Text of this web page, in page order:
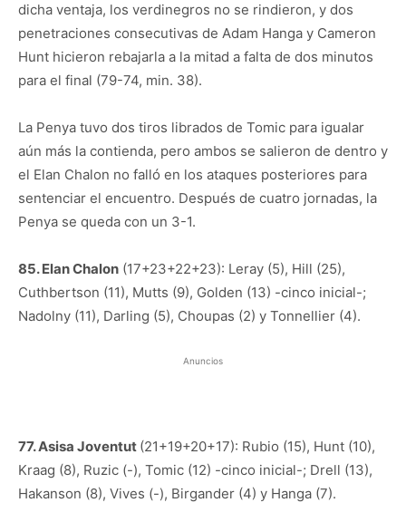
dicha ventaja, los verdinegros no se rindieron, y dos
penetraciones consecutivas de Adam Hanga y Cameron
Hunt hicieron rebajarla a la mitad a falta de dos minutos
para el final (79-74, min. 38).
La Penya tuvo dos tiros librados de Tomic para igualar
aún más la contienda, pero ambos se salieron de dentro y
el Elan Chalon no falló en los ataques posteriores para
sentenciar el encuentro. Después de cuatro jornadas, la
Penya se queda con un 3-1.
85. Elan Chalon (17+23+22+23): Leray (5), Hill (25),
Cuthbertson (11), Mutts (9), Golden (13) -cinco inicial-;
Nadolny (11), Darling (5), Choupas (2) y Tonnellier (4).
Anuncios
77. Asisa Joventut (21+19+20+17): Rubio (15), Hunt (10),
Kraag (8), Ruzic (-), Tomic (12) -cinco inicial-; Drell (13),
Hakanson (8), Vives (-), Birgander (4) y Hanga (7).